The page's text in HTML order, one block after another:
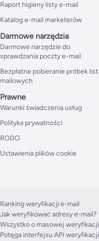
Raport higieny listy e-mail
Katalog e-mail marketerów
Darmowe narzędzia
Darmowe narzędzie do
sprawdzania poczty e-mail
Bezpłatne pobieranie próbek
mailowych
Prawne
Warunki świadczenia usług
Polityka prywatności
RODO
Ustawienia plików cookie
Ranking weryfikacji e-mail
Jak weryfikować adresy e-mail?
Wszystko o masowej
Potęga interfejsu API